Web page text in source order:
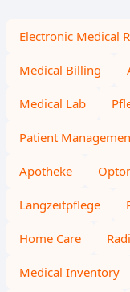
Electronic Medical
Medical Billing
Medical Lab
Patient
Apotheke
Langzeitpflege
Home Care
Medical Inventory